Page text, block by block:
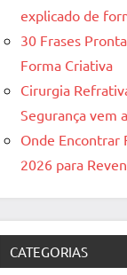
explicado de
30 Frases
Forma Criativa
Cirurgia
Segurança vem
Onde Encontrar
2026 para
CATEGORIAS